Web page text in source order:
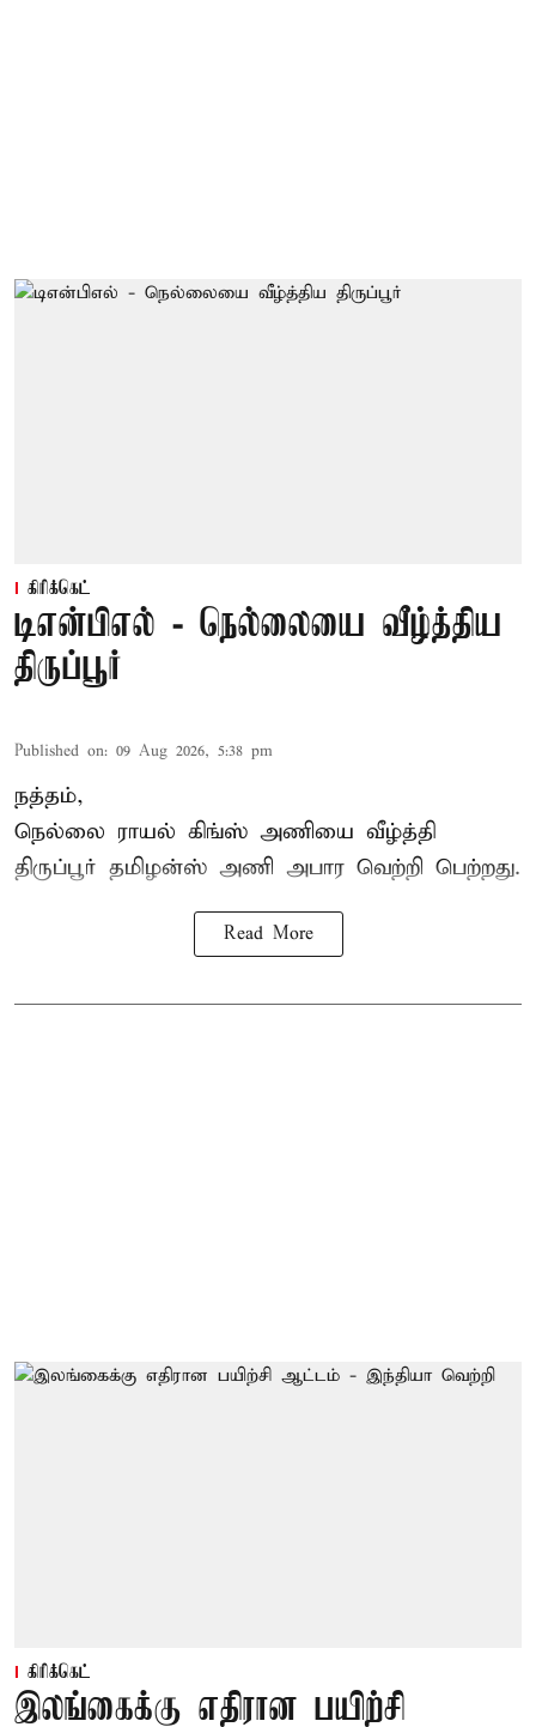
கிரிக்கெட்
டிஎன்பிஎல் - நெல்லையை வீழ்த்திய
திருப்பூர்
Published on: 09 Aug 2026, 5:38 pm
நத்தம்,
நெல்லை ராயல் கிங்ஸ் அணியை வீழ்த்தி
திருப்பூர் தமிழன்ஸ் அணி அபார வெற்றி பெற்றது.
Read More
கிரிக்கெட்
இலங்கைக்கு எதிரான பயிற்சி